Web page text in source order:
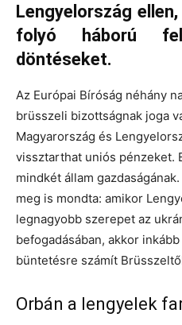
Lengyelország
folyó háború
döntéseket.
Az Európai Bíróság néhány
brüsszeli bizottságnak joga
Magyarország és
vissztarthat uniós pénzeket.
mindkét állam
meg is mondta: amikor
legnagyobb szerepet az
befogadásában, akkor
büntetésre számít
Orbán a lengyelek